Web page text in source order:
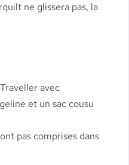
ne glissera pas, la
avec
et un sac cousu
pas comprises dans